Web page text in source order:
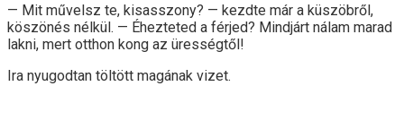
— Mit művelsz te, kisasszony? — kezdte már a küszöbről,
köszönés nélkül. — Éhezteted a férjed? Mindjárt nálam marad
lakni, mert otthon kong az ürességtől!
Ira nyugodtan töltött magának vizet.